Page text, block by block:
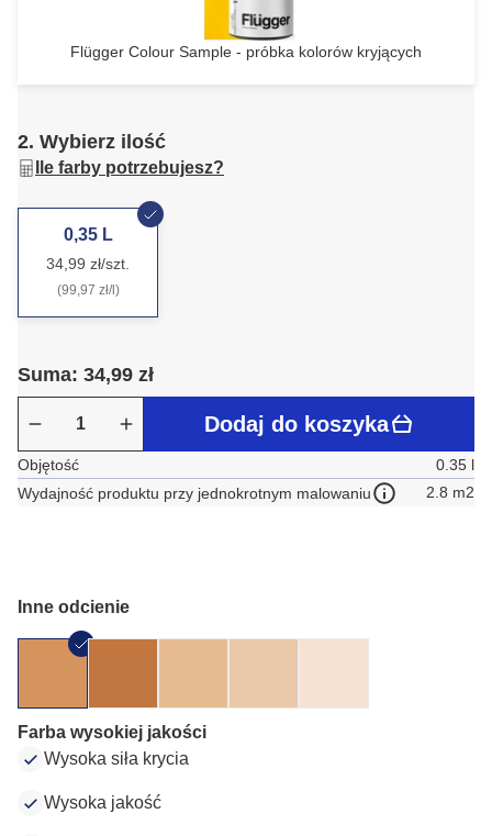
Flügger Colour Sample - próbka kolorów kryjących
2. Wybierz ilość
Ile farby potrzebujesz?
0,35 L
34,99 zł/szt.
(99,97 zł/l)
Suma: 34,99 zł
Dodaj do koszyka
Objętość
0.35 l
Wydajność produktu przy jednokrotnym malowaniu
2.8 m2
Inne odcienie
Farba wysokiej jakości
Wysoka siła krycia
Wysoka jakość